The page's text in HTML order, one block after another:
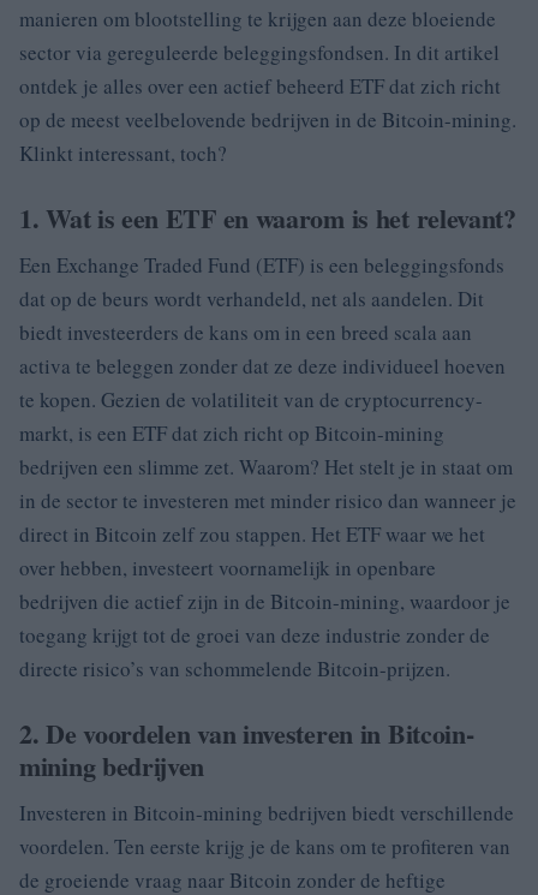
manieren om blootstelling te krijgen aan deze bloeiende
sector via gereguleerde beleggingsfondsen. In dit artikel
ontdek je alles over een actief beheerd ETF dat zich richt
op de meest veelbelovende bedrijven in de Bitcoin-mining.
Klinkt interessant, toch?
1. Wat is een ETF en waarom is het relevant?
Een Exchange Traded Fund (ETF) is een beleggingsfonds
dat op de beurs wordt verhandeld, net als aandelen. Dit
biedt investeerders de kans om in een breed scala aan
activa te beleggen zonder dat ze deze individueel hoeven
te kopen. Gezien de volatiliteit van de cryptocurrency-
markt, is een ETF dat zich richt op Bitcoin-mining
bedrijven een slimme zet. Waarom? Het stelt je in staat om
in de sector te investeren met minder risico dan wanneer je
direct in Bitcoin zelf zou stappen. Het ETF waar we het
over hebben, investeert voornamelijk in openbare
bedrijven die actief zijn in de Bitcoin-mining, waardoor je
toegang krijgt tot de groei van deze industrie zonder de
directe risico’s van schommelende Bitcoin-prijzen.
2. De voordelen van investeren in Bitcoin-
mining bedrijven
Investeren in Bitcoin-mining bedrijven biedt verschillende
voordelen. Ten eerste krijg je de kans om te profiteren van
de groeiende vraag naar Bitcoin zonder de heftige